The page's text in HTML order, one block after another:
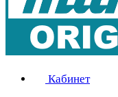
Кабинет